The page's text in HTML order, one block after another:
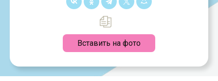
Вставить на фото